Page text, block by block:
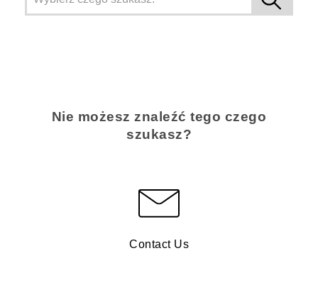
Nie możesz znaleźć tego czego
szukasz?
Contact Us